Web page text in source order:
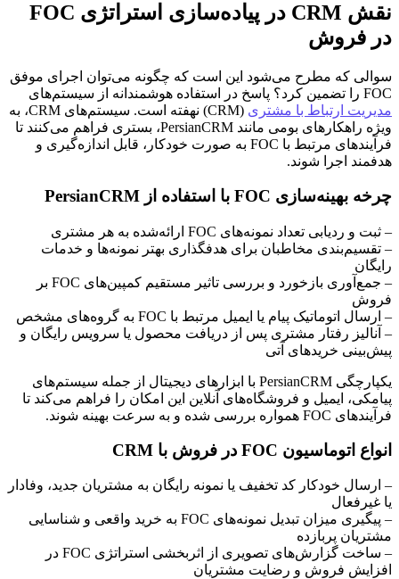
نقش CRM در پیاده‌سازی استراتژی FOC
در فروش
سوالی که مطرح می‌شود این است که چگونه می‌توان اجرای موفق
FOC را تضمین کرد؟ پاسخ در استفاده هوشمندانه از سیستم‌های
مدیریت ارتباط با مشتری
(CRM) نهفته است. سیستم‌های CRM، به
ویژه راهکارهای بومی مانند PersianCRM، بستری فراهم می‌کنند تا
فرآیندهای مرتبط با FOC به صورت خودکار، قابل اندازه‌گیری و
هدفمند اجرا شوند.
چرخه بهینه‌سازی FOC با استفاده از PersianCRM
– ثبت و ردیابی تعداد نمونه‌های FOC ارائه‌شده به هر مشتری
– تقسیم‌بندی مخاطبان برای هدفگذاری بهتر نمونه‌ها و خدمات
رایگان
– جمع‌آوری بازخورد و بررسی تاثیر مستقیم کمپین‌های FOC بر
فروش
– ارسال اتوماتیک پیام یا ایمیل مرتبط با FOC به گروه‌های مشخص
– آنالیز رفتار مشتری پس از دریافت محصول یا سرویس رایگان و
پیش‌بینی خریدهای آتی
یکپارچگی PersianCRM با ابزارهای دیجیتال از جمله سیستم‌های
پیامکی، ایمیل و فروشگاه‌های آنلاین این امکان را فراهم می‌کند تا
فرآیندهای FOC همواره بررسی شده و به سرعت بهینه شوند.
انواع اتوماسیون FOC در فروش با CRM
– ارسال خودکار کد تخفیف یا نمونه رایگان به مشتریان جدید، وفادار
یا غیرفعال
– پیگیری میزان تبدیل نمونه‌های FOC به خرید واقعی و شناسایی
مشتریان پربازده
– ساخت گزارش‌های تصویری از اثربخشی استراتژی FOC در
افزایش فروش و رضایت مشتریان